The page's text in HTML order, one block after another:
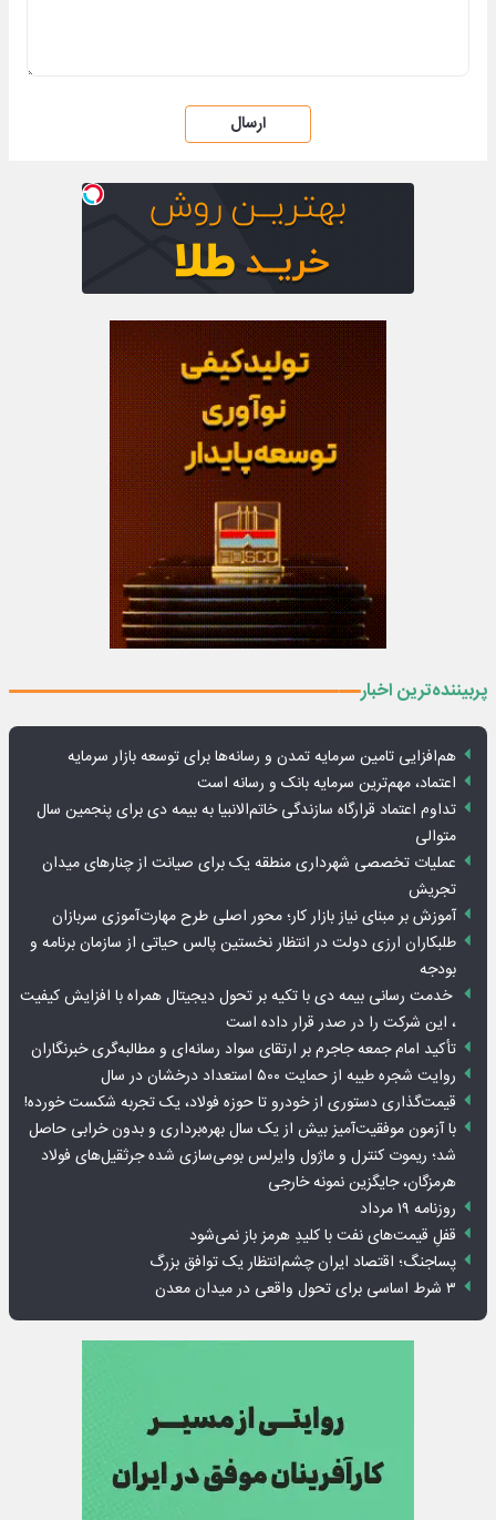
ارسال
پربیننده‌ترین اخبار
هم‌افزایی تامین سرمایه تمدن و رسانه‌ها برای توسعه بازار سرمایه
اعتماد، مهم‌ترین سرمایه بانک و رسانه است
تداوم اعتماد قرارگاه سازندگی خاتم‌الانبیا به بیمه دی برای پنجمین سال
متوالی
عملیات تخصصی شهرداری منطقه یک برای صیانت از چنارهای میدان
تجریش
آموزش بر مبنای نیاز بازار کار؛ محور اصلی طرح مهارت‌آموزی سربازان
طلبکاران ارزی دولت در انتظار نخستین پالس حیاتی از سازمان برنامه و
بودجه
خدمت رسانی بیمه دی با تکیه بر تحول دیجیتال همراه با افزایش کیفیت
، این شرکت را در صدر قرار داده است
تأکید امام جمعه جاجرم بر ارتقای سواد رسانه‌ای و مطالبه‌گری خبرنگاران
روایت شجره طیبه از حمایت ۵۰۰ استعداد درخشان در سال
قیمت‌گذاری دستوری از خودرو تا حوزه فولاد، یک تجربه شکست خورده!
با آزمون موفقیت‌آمیز بیش از یک سال بهره‌برداری و بدون خرابی حاصل
شد؛ ریموت کنترل و ماژول وایرلس بومی‌سازی شده جرثقیل‌های فولاد
هرمزگان، جایگزین نمونه خارجی
روزنامه ۱۹ مرداد
قفلِ قیمت‌های نفت با کلیدِ هرمز باز نمی‌شود
پساجنگ؛ اقتصاد ایران چشم‌انتظار یک توافق بزرگ
۳ شرط اساسی برای تحول واقعی در میدان معدن